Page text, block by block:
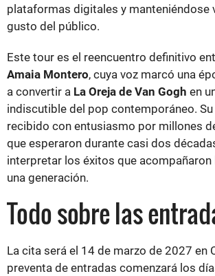
plataformas digitales y manteniéndose
gusto del público.
Este tour es el reencuentro definitivo
Amaia Montero, cuya voz marcó una
a convertir a La Oreja de Van Gogh en
indiscutible del pop contemporáneo.
recibido con entusiasmo por millones
que esperaron durante casi dos
interpretar los éxitos que acompañaron
una generación.
Todo sobre las
La cita será el 14 de marzo de 2027 en
preventa de entradas comenzará los